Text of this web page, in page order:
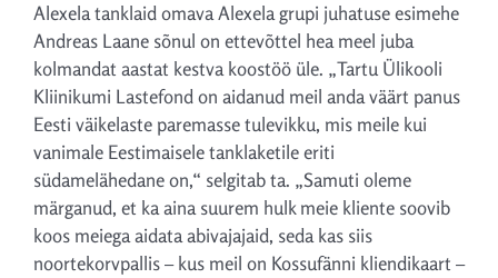
Alexela tanklaid omava Alexela grupi juhatuse esimehe
Andreas Laane sõnul on ettevõttel hea meel juba
kolmandat aastat kestva koostöö üle. „Tartu Ülikooli
Kliinikumi Lastefond on aidanud meil anda väärt panus
Eesti väikelaste paremasse tulevikku, mis meile kui
vanimale Eestimaisele tanklaketile eriti
südamelähedane on,“ selgitab ta. „Samuti oleme
märganud, et ka aina suurem hulk meie kliente soovib
koos meiega aidata abivajajaid, seda kas siis
noortekorvpallis – kus meil on Kossufänni kliendikaart –